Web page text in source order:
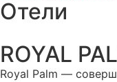
Отели
ROYAL
Royal Palm —